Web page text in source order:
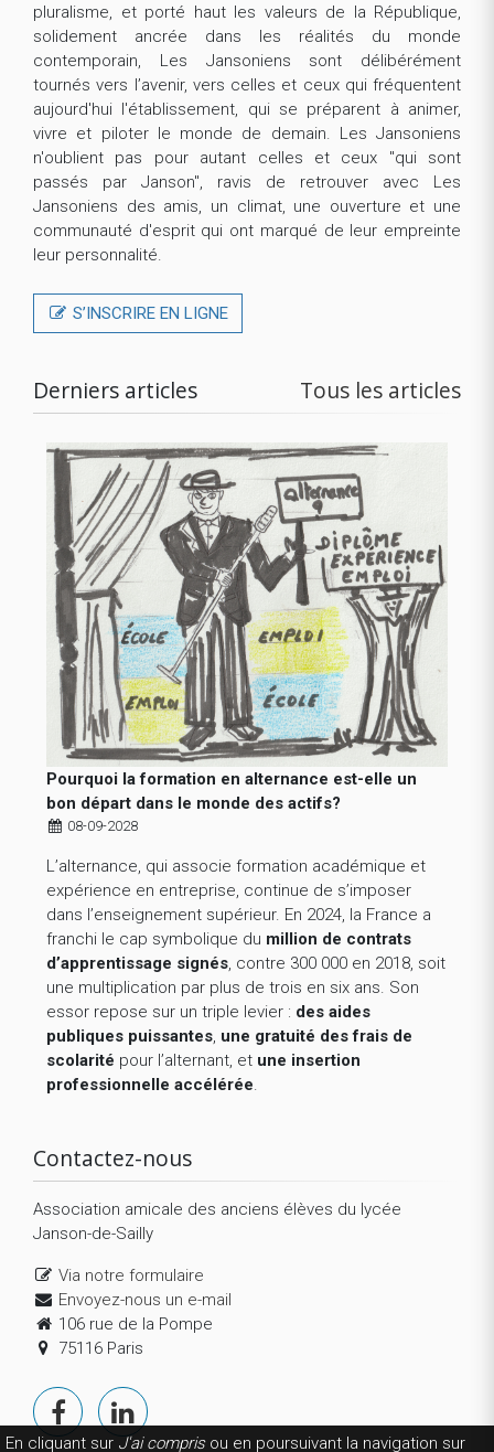
En cliquant sur J'ai comprisou en poursuivant la navigation sur
pluralisme, et porté haut les valeurs de la République,
solidement ancrée dans les réalités du monde
contemporain, Les Jansoniens sont délibérément
tournés vers l’avenir, vers celles et ceux qui fréquentent
aujourd'hui l'établissement, qui se préparent à animer,
vivre et piloter le monde de demain. Les Jansoniens
n'oublient pas pour autant celles et ceux "qui sont
passés par Janson", ravis de retrouver avec Les
Jansoniens des amis, un climat, une ouverture et une
communauté d'esprit qui ont marqué de leur empreinte
leur personnalité.
S’INSCRIRE EN LIGNE
Derniers articles Tous les articles
Pourquoi la formation en alternance est-elle un
bon départ dans le monde des actifs?
08-09-2028
L’alternance, qui associe formation académique et
expérience en entreprise, continue de s’imposer
dans l’enseignement supérieur. En 2024, la France a
franchi le cap symbolique du million de contrats
d’apprentissage signés , contre 300 000 en 2018, soit
une multiplication par plus de trois en six ans. Son
essor repose sur un triple levier : des aides
publiques puissantes une gratuité des frais de
scolarité pour l’alternant, et une insertion
professionnelle accélérée
Contactez-nous
Association amicale des anciens élèves du lycée
Janson-de-Sailly
Via notre formulaire
Envoyez-nous un e-mail
106 rue de la Pompe
75116 Paris